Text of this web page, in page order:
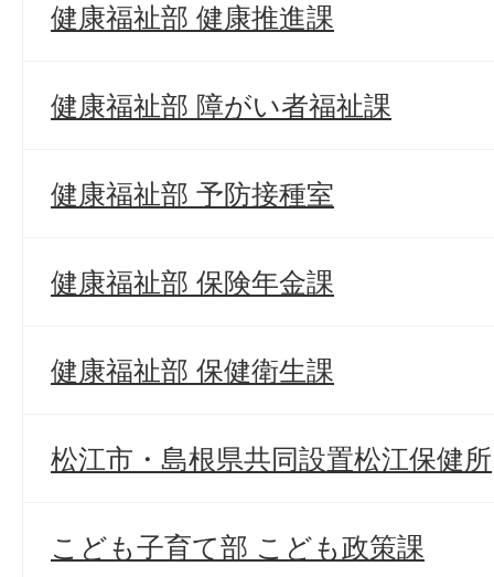
健康福祉部 健康推進課
健康福祉部 障がい者福祉課
健康福祉部 予防接種室
健康福祉部 保険年金課
健康福祉部 保健衛生課
松江市・島根県共同設置松江保健所
こども子育て部 こども政策課